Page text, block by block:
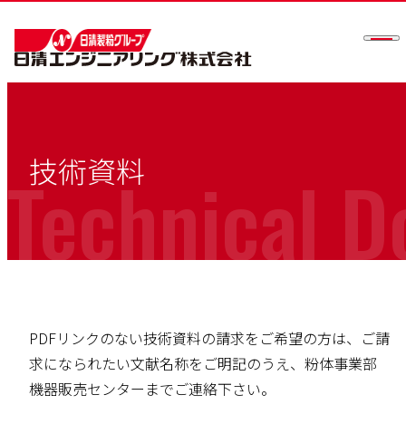
メ
技術資料
Technical
PDFリンクのない技術資料の請求をご希望の方は、ご請
求になられたい文献名称をご明記のうえ、粉体事業部
機器販売センターまでご連絡下さい。